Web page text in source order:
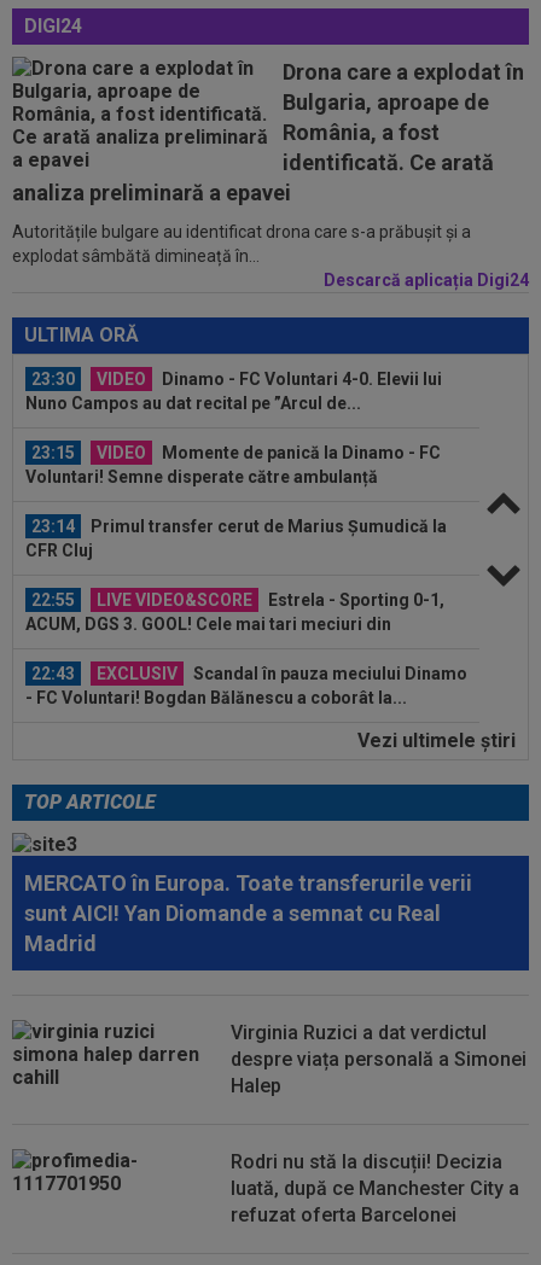
DIGI24
Drona care a explodat în
Bulgaria, aproape de
România, a fost
identificată. Ce arată
analiza preliminară a epavei
Autoritățile bulgare au identificat drona care s-a prăbușit și a
explodat sâmbătă dimineață în...
Descarcă aplicația Digi24
ULTIMA ORĂ
22:55 LIVE VIDEO&SCORE
Estrela - Sporting 0-1,
ACUM, DGS 3. GOOL! Cele mai tari meciuri din
Portugalia...
22:43
EXCLUSIV
Scandal în pauza meciului Dinamo
- FC Voluntari! Bogdan Bălănescu a coborât la...
22:18
Ce a făcut Daniel Pancu, la o zi după
scandalul de la Arad
23:40
Darius Olaru, primul GOL în Belgia! Românul a
marcat și a contribuit la o mare...
Fortuna Sittard! Olandezii nu...
23:30 VIDEO
Dinamo - FC Voluntari 4-0. Elevii lui
Nuno Campos au dat recital pe ”Arcul de...
23:15 VIDEO
Momente de panică la Dinamo - FC
Voluntari! Semne disperate către ambulanță
23:14
Primul transfer cerut de Marius Șumudică la
CFR Cluj
22:55 LIVE VIDEO&SCORE
Estrela - Sporting 0-1,
ACUM, DGS 3. GOOL! Cele mai tari meciuri din
22:43
EXCLUSIV
Scandal în pauza meciului Dinamo
- FC Voluntari! Bogdan Bălănescu a coborât la...
Ce a făcut Daniel Pancu, la o zi după
23:40
Darius Olaru, primul GOL în Belgia! Românul a
marcat și a contribuit la o mare...
23:32
Nota primită de Dennis Man, după ”nebunia” cu
Fortuna Sittard! Olandezii nu...
23:30 VIDEO
Dinamo - FC Voluntari 4-0. Elevii lui
23:15 VIDEO
Momente de panică la Dinamo - FC
Voluntari! Semne disperate către ambulanță
Vezi ultimele ştiri
TOP ARTICOLE
MERCATO în Europa. Toate transferurile verii
sunt AICI! Yan Diomande a semnat cu Real
Madrid
Virginia Ruzici a dat verdictul
despre viața personală a Simonei
Halep
Rodri nu stă la discuții! Decizia
luată, după ce Manchester City a
refuzat oferta Barcelonei